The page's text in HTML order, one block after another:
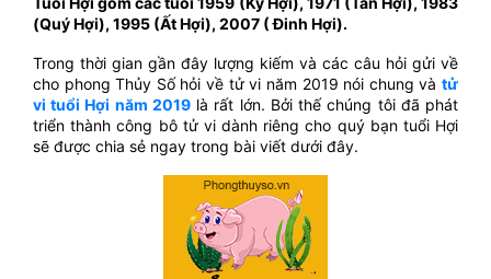
(Quý Hợi), 1995 (Ất Hợi), 2007 ( Đinh Hợi).
Trong thời gian gần đây lượng kiếm và các câu hỏi gửi về
cho phong Thủy Số hỏi về tử vi năm 2019 nói chung và tử
vi tuổi Hợi năm 2019là rất lớn. Bởi thế chúng tôi đã phát
triển thành công bô tử vi dành riêng cho quý bạn tuổi Hợi
sẽ được chia sẻ ngay trong bài viết dưới đây.